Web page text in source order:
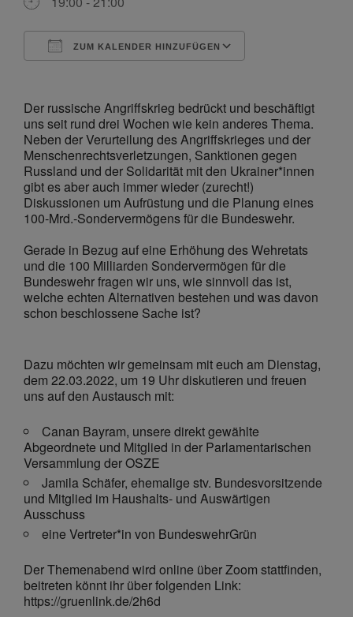
ZUM KALENDER HINZUFÜGEN
Der russische Angriffskrieg bedrückt und beschäftigt
uns seit rund drei Wochen wie kein anderes Thema.
Neben der Verurteilung des Angriffskrieges und der
Menschenrechtsverletzungen, Sanktionen gegen
Russland und der Solidarität mit den Ukrainer*innen
gibt es aber auch immer wieder (zurecht!)
Diskussionen um Aufrüstung und die Planung eines
100-Mrd.-Sondervermögens für die Bundeswehr.
Gerade in Bezug auf eine Erhöhung des Wehretats
und die 100 Milliarden Sondervermögen für die
Bundeswehr fragen wir uns, wie sinnvoll das ist,
welche echten Alternativen bestehen und was davon
schon beschlossene Sache ist?
Dazu möchten wir gemeinsam mit euch am Dienstag,
dem 22.03.2022, um 19 Uhr diskutieren und freuen
uns auf den Austausch mit:
Canan Bayram, unsere direkt gewählte
Abgeordnete und Mitglied in der Parlamentarischen
Versammlung der OSZE
Jamila Schäfer, ehemalige stv. Bundesvorsitzende
und Mitglied im Haushalts- und Auswärtigen
Ausschuss
eine Vertreter*in von BundeswehrGrün
Der Themenabend wird online über Zoom stattfinden,
beitreten könnt ihr über folgenden Link:
https://gruenlink.de/2h6d